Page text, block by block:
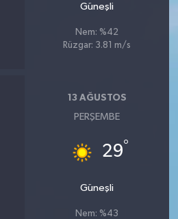
Güneşli
Nem: %42
Rüzgar: 3.81 m/s
13 AĞUSTOS
PERŞEMBE
29°
Güneşli
Nem: %43